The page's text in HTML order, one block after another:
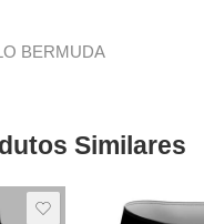
BERMUDA
Similares
SALE